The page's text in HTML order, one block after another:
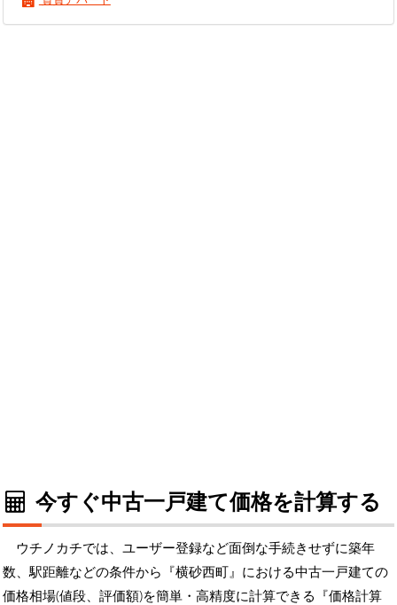
今すぐ中古一戸建て価格を計算する
ウチノカチでは、ユーザー登録など面倒な手続きせずに築年
数、駅距離などの条件から『横砂西町』における中古一戸建ての
価格相場(値段、評価額)を簡単・高精度に計算できる『価格計算